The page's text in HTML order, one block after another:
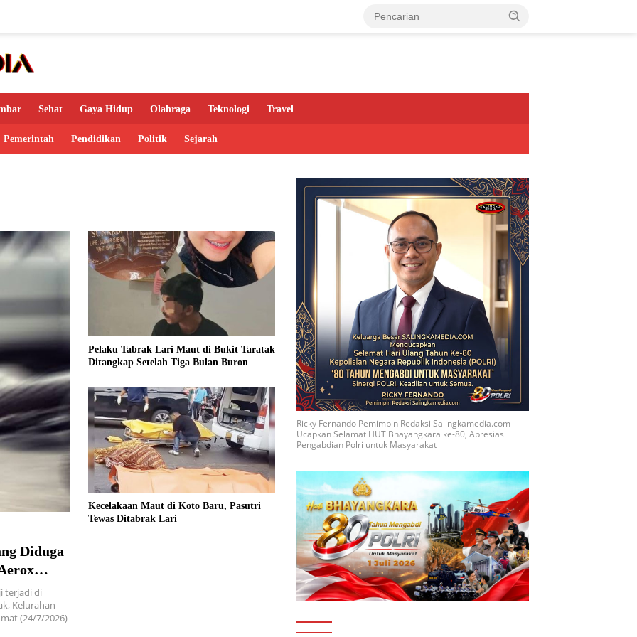
Sehat Gaya Hidup Olahraga Teknologi Travel
Pemerintah Pendidikan Politik Sejarah
Diduga
terjadi di
Kelurahan
(24/7/2026)
Pelaku Tabrak Lari Maut di Bukit Taratak
Ditangkap Setelah Tiga Bulan Buron
Kecelakaan Maut di Koto Baru, Pasutri
Tewas Ditabrak Lari
Ricky Fernando Pemimpin Redaksi Salingkamedia.com
Ucapkan Selamat HUT Bhayangkara ke-80, Apresiasi
Pengabdian Polri untuk Masyarakat